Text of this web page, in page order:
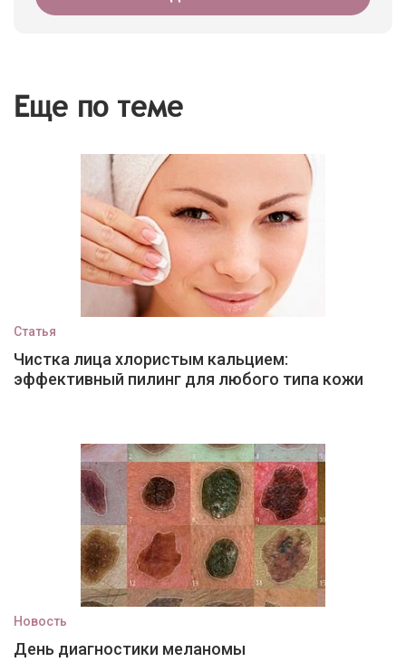
Еще по теме
Статья
Чистка лица хлористым кальцием:
эффективный пилинг для любого типа кожи
Новость
День диагностики меланомы